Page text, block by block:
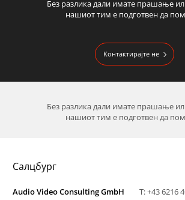
Без разлика дали имате прашање
нашиот тим е подготвен да
Контактирајте не
Без разлика дали имате прашање
нашиот тим е подготвен да
Салцбург
Audio Video Consulting GmbH
T:+43 6216